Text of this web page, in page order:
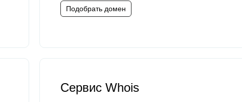
Подобрать домен
Сервис Whois